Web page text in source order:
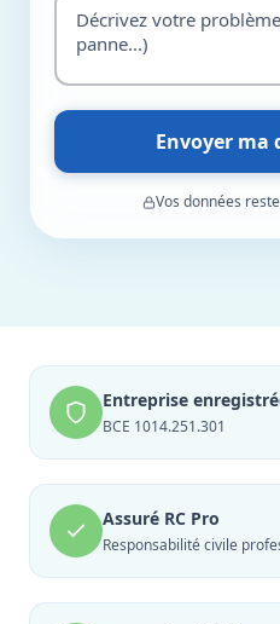
Envoyer ma
Vos données
Entreprise
BCE 1014.251.301
Assuré RC Pro
Responsabilité civile